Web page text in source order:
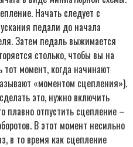
Начать следует с
педали до начала
Затем педаль выжимается
столько, чтобы вы на
тот момент, когда начинают
«моментом сцепления»).
это, нужно включить
плавно отпустить сцепление –
В этот момент несильно
в то время как сцепление